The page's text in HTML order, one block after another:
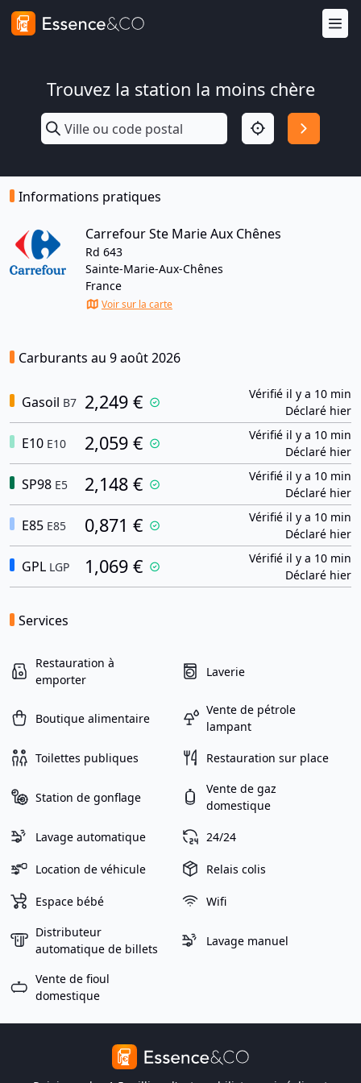
Trouvez la station la moins chère
Informations pratiques
Carrefour Ste Marie Aux Chênes
Rd 643
Sainte-Marie-Aux-Chênes
France
Voir sur la carte
Carburants au 9 août 2026
Gasoil B7 2,249 €
Vérifié il y a 10 min
Déclaré hier
E10 E10 2,059 €
Vérifié il y a 10 min
Déclaré hier
SP98 E5 2,148 €
Vérifié il y a 10 min
Déclaré hier
E85 E85 0,871 €
Vérifié il y a 10 min
Déclaré hier
GPL LGP 1,069 €
Vérifié il y a 10 min
Déclaré hier
Services
Restauration à
emporter
Laverie
Boutique alimentaire
Vente de pétrole
lampant
Toilettes publiques Restauration sur place
Station de gonflage
Vente de gaz
domestique
Lavage automatique 24/24
Location de véhicule Relais colis
Espace bébé Wifi
Distributeur
automatique de billets
Lavage manuel
Vente de fioul
domestique